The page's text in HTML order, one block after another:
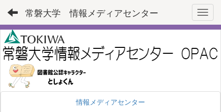
常磐大学 情報メディアセンター
情報メディアセンター